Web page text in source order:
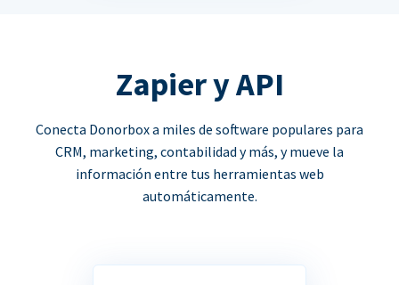
Zapier y API
Conecta Donorbox a miles de software populares para
CRM, marketing, contabilidad y más, y mueve la
información entre tus herramientas web
automáticamente.